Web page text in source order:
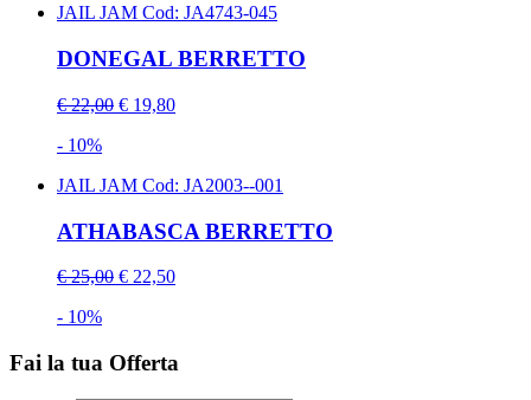
JAIL JAM Cod: JA4743-045
DONEGAL BERRETTO
€ 22,00 € 19,80
- 10%
JAIL JAM Cod: JA2003--001
ATHABASCA BERRETTO
€ 25,00 € 22,50
- 10%
Fai la tua Offerta